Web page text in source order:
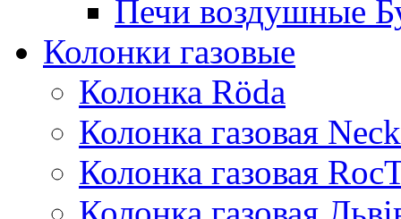
Печи воздушные
Колонки газовые
Колонка Rӧda
Колонка газовая
Колонка газовая